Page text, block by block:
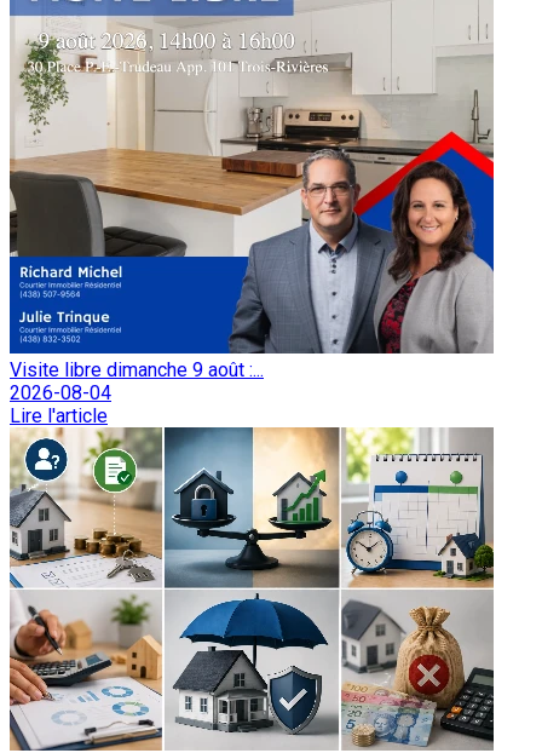
Visite libre dimanche 9 août :...
2026-08-04
Lire l'article